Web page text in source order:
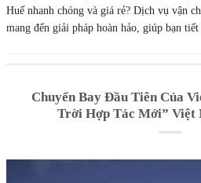
Huế nhanh chóng và giá rẻ? Dịch vụ vận
mang đến giải pháp hoàn hảo, giúp bạn
Chuyến Bay Đầu Tiên Của
Trời Hợp Tác Mới” Việt